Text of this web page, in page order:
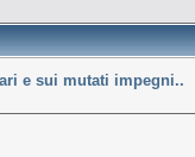
e sui mutati impegni..